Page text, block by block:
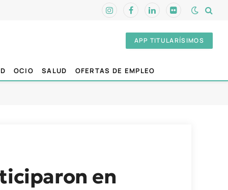
InstagramFacebookLinkedInFlickr
APP TITULARÍSIMOS
OCIO SALUD OFERTAS DE EMPLEO
en